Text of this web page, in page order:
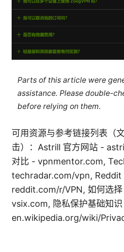
Parts of this article were
assistance. Please double-
before relying on them.
可用资源与参考链接列表（
击）：Astrill 官方网站 -
对比 - vpnmentor.com,
techradar.com/vpn, Reddit
reddit.com/r/VPN, 如何选
vsix.com, 隐私保护基础知
en.wikipedia.org/wiki/